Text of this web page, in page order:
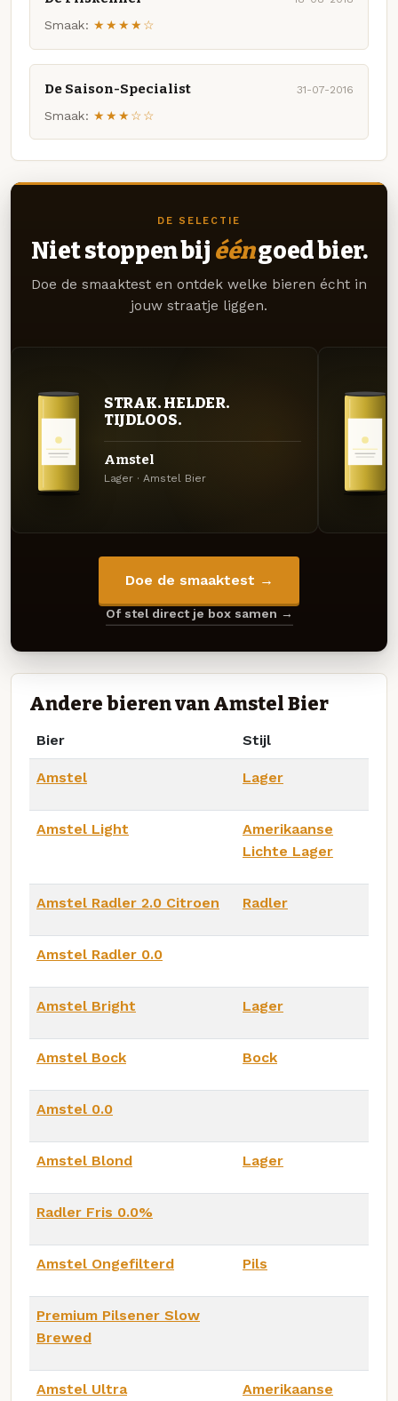
Smaak: ★★★★☆
De Saison-Specialist 31-07-2016
Smaak: ★★★☆☆
DE SELECTIE
Niet stoppen bij ééngoed bier.
Doe de smaaktest en ontdek welke bieren écht in
jouw straatje liggen.
STRAK. HELDER.
TIJDLOOS.
Amstel
Lager · Amstel Bier
Doe de smaaktest →
Of stel direct je box samen →
Andere bieren van Amstel Bier
Bier Stijl
Amstel Lager
Amstel Light
Amerikaanse
Lichte Lager
Amstel Radler 2.0 Citroen Radler
Amstel Radler 0.0
Amstel Bright Lager
Amstel Bock Bock
Amstel 0.0
Amstel Blond Lager
Radler Fris 0.0%
Amstel Ongefilterd Pils
Premium Pilsener Slow
Brewed
Amstel Ultra
Amerikaanse